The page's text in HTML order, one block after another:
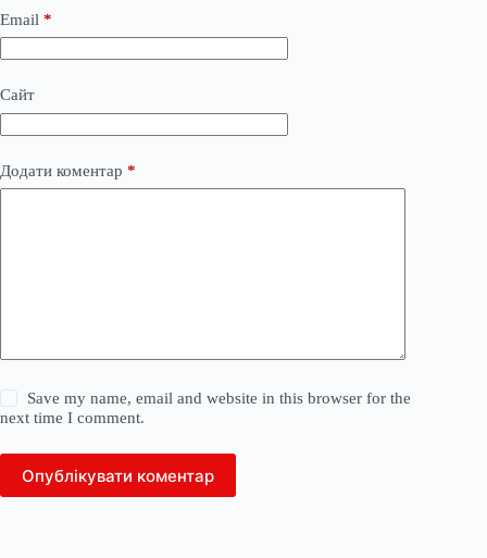
Email *
Сайт
Додати коментар *
Save my name, email and website in this browser for the
next time I comment.
Опублікувати коментар